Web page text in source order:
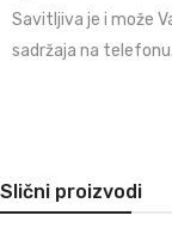
Savitljiva je i može
sadržaja na telefonu.
Slični proizvodi